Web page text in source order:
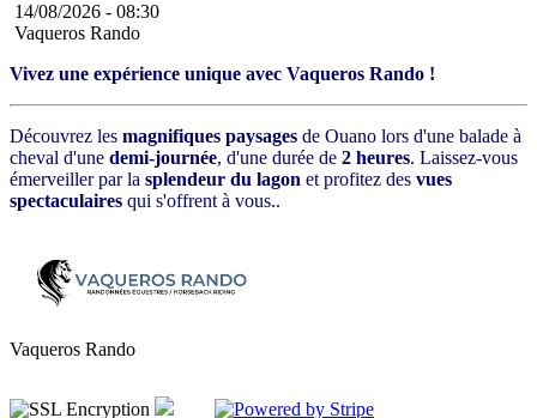
14/08/2026 - 08:30
Vaqueros Rando
Vivez une expérience unique avec Vaqueros Rando !
Découvrez les magnifiques paysages de Ouano lors d'une balade à
cheval d'une demi-journée, d'une durée de 2 heures. Laissez-vous
émerveiller par la splendeur du lagon et profitez des vues
spectaculaires qui s'offrent à vous..
Vaqueros Rando